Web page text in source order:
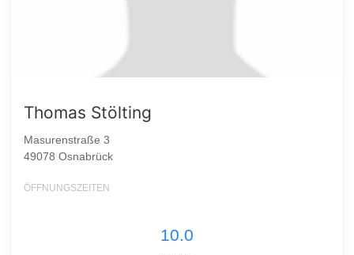
Thomas Stölting
Masurenstraße 3
49078 Osnabrück
ÖFFNUNGSZEITEN
10.0